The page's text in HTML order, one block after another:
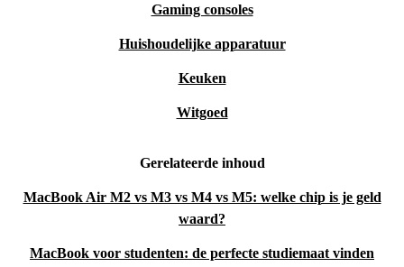
Gaming consoles
Huishoudelijke apparatuur
Keuken
Witgoed
Gerelateerde inhoud
MacBook Air M2 vs M3 vs M4 vs M5: welke chip is je geld
waard?
MacBook voor studenten: de perfecte studiemaat vinden